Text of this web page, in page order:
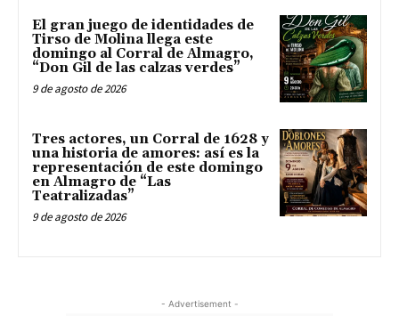
El gran juego de identidades de
Tirso de Molina llega este
domingo al Corral de Almagro,
“Don Gil de las calzas verdes”
9 de agosto de 2026
Tres actores, un Corral de 1628 y
una historia de amores: así es la
representación de este domingo
en Almagro de “Las
Teatralizadas”
9 de agosto de 2026
- Advertisement -